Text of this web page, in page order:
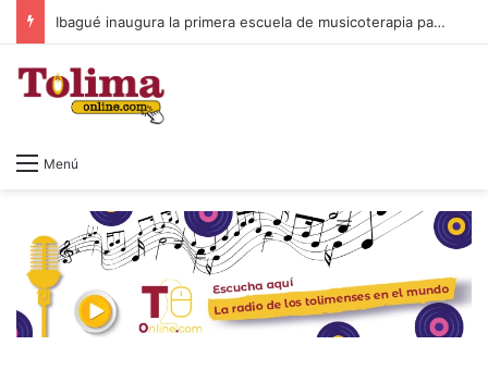
Ibagué inaugura la primera escuela de musicoterapia para niños con discapacidad múltiple, una apuesta por la inclusión
Menú